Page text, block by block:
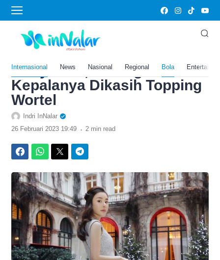
Internasional News Nasional Regional Bola
Home›Bola
Sadis! Eks Suami dan
Mertua Kompak Mutilasi
Abby Choi, Potongan
Kepalanya Dikasih Topping
Wortel
Indri InNalar
26 Februari 2023 19:49 . 2 min read